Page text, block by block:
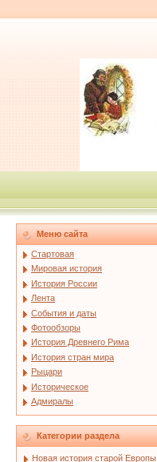
Меню сайта
Стартовая
Мировая история
История России
Лента
События и даты
Фотообзоры
История Древнего Рима
История стран мира
Рыцари
Историческое
Адмиралы
Категории раздела
Новая история старой Европы